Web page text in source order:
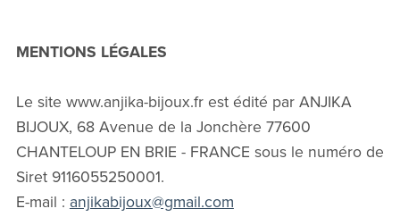
MENTIONS LÉGALES
Le site www.anjika-bijoux.fr est édité par ANJIKA
BIJOUX, 68 Avenue de la Jonchère 77600
CHANTELOUP EN BRIE - FRANCE sous le numéro de
Siret 9116055250001.
E-mail : anjikabijoux@gmail.com